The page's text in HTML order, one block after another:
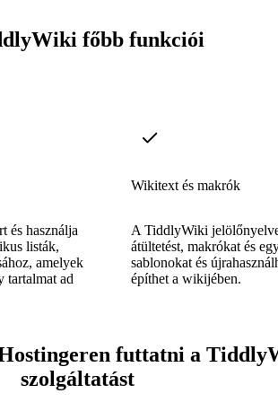
főbb funkciói
és használja
listák,
amelyek
tartalmat ad
Wikitext és makrók
A TiddlyWiki
átültetést, makrókat és
sablonokat és
építhet a wikijében.
futtatni a
szolgáltatást